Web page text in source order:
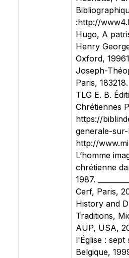
:http://
Hugo, A
Henry
Oxford,
Joseph-
Paris,
TLG E. B.
Chrétiennes
https://
generale-
http://
L’homme
chrétienne
1987.
Cerf, Paris,
History and
Traditions,
AUP, USA,
l'Église : sept
Belgique,